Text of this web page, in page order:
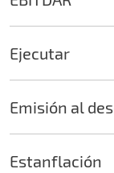
Ejecutar
Emisión al
Estanflación